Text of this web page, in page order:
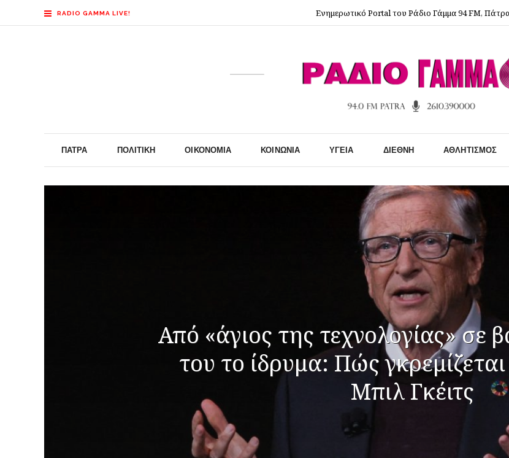
RADIO GAMMA LIVE! Ενημερωτικό Portal του Ράδιο Γάμμα 94 FM,
ΠΆΤΡΑ ΠΟΛΙΤΙΚΉ ΟΙΚΟΝΟΜΊΑ ΚΟΙΝΩΝΊΑ ΥΓΕΊΑ ΔΙΕΘΝΉ ΑΘΛΗΤΙΣΜΌΣ
Από «άγιος της τεχνολογίας» σε
του το ίδρυμα: Πώς
Μπιλ Γκέιτς